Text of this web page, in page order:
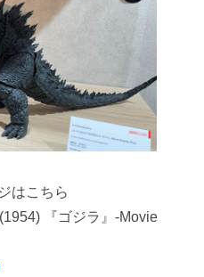
はこちら
『ゴジラ』-Movie